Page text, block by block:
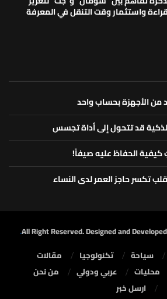
واستثمار وقت التنقل في المعرفة
من الأجهزة بحساب واحد
قد تتحول إلى أداة تجسس
كيفية الحفاظ عليه صيفاً!
تكسر حاجز العمر لدى النساء
سياحة تكنولوجيا
مقالات
محليات ⁠عربي ودولي
من نحن
ارسل خبر